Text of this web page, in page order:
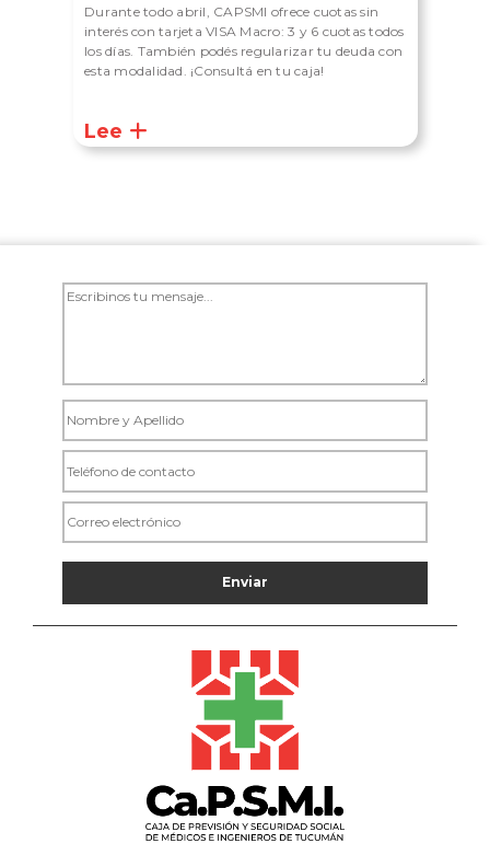
Durante todo abril, CAPSMI ofrece cuotas sin
interés con tarjeta VISA Macro: 3 y 6 cuotas todos
los días. También podés regularizar tu deuda con
esta modalidad. ¡Consultá en tu caja!
Lee